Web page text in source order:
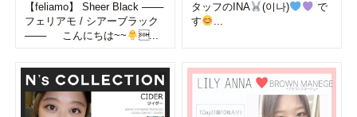
【feliamo】 Sheer Black ───
フェリアモ / シアーブラック
─── こんにちは~~
...
タッフのINA
(이나)
で
す
...